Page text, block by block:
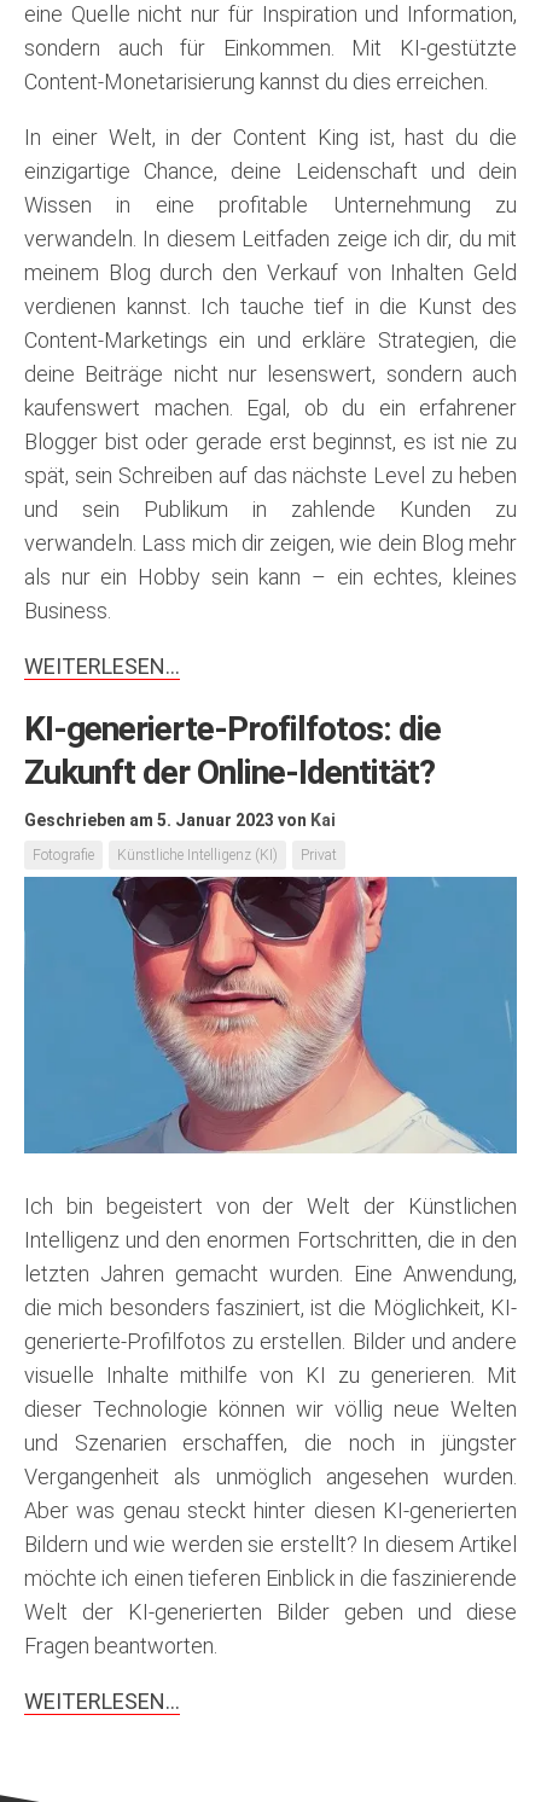
eine Quelle nicht nur für Inspiration und Information,
sondern auch für Einkommen. Mit KI-gestützte
Content-Monetarisierung kannst du dies erreichen.
In einer Welt, in der Content King ist, hast du die
einzigartige Chance, deine Leidenschaft und dein
Wissen in eine profitable Unternehmung zu
verwandeln. In diesem Leitfaden zeige ich dir, du mit
meinem Blog durch den Verkauf von Inhalten Geld
verdienen kannst. Ich tauche tief in die Kunst des
Content-Marketings ein und erkläre Strategien, die
deine Beiträge nicht nur lesenswert, sondern auch
kaufenswert machen. Egal, ob du ein erfahrener
Blogger bist oder gerade erst beginnst, es ist nie zu
spät, sein Schreiben auf das nächste Level zu heben
und sein Publikum in zahlende Kunden zu
verwandeln. Lass mich dir zeigen, wie dein Blog mehr
als nur ein Hobby sein kann – ein echtes, kleines
Business.
WEITERLESEN…
KI-generierte-Profilfotos: die
Zukunft der Online-Identität?
Geschrieben am 5. Januar 2023 von Kai
Fotografie Künstliche Intelligenz (KI) Privat
Ich bin begeistert von der Welt der Künstlichen
Intelligenz und den enormen Fortschritten, die in den
letzten Jahren gemacht wurden. Eine Anwendung,
die mich besonders fasziniert, ist die Möglichkeit, KI-
generierte-Profilfotos zu erstellen. Bilder und andere
visuelle Inhalte mithilfe von KI zu generieren. Mit
dieser Technologie können wir völlig neue Welten
und Szenarien erschaffen, die noch in jüngster
Vergangenheit als unmöglich angesehen wurden.
Aber was genau steckt hinter diesen KI-generierten
Bildern und wie werden sie erstellt? In diesem Artikel
möchte ich einen tieferen Einblick in die faszinierende
Welt der KI-generierten Bilder geben und diese
Fragen beantworten.
WEITERLESEN…